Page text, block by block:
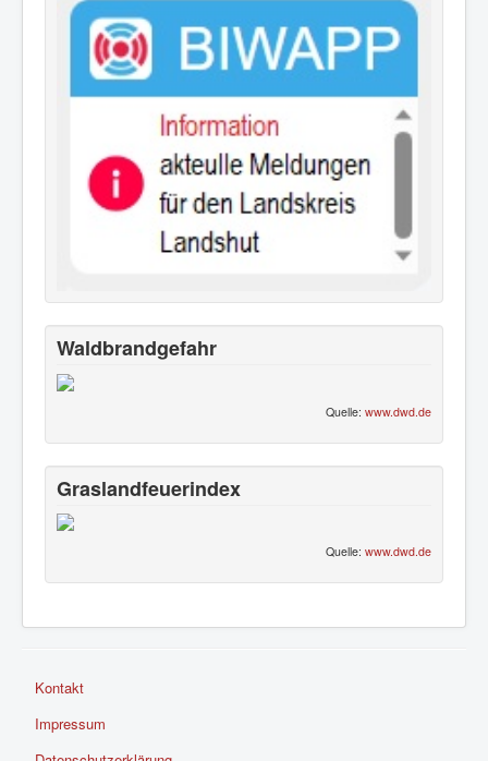
Waldbrandgefahr
Quelle: www.dwd.de
Graslandfeuerindex
Quelle: www.dwd.de
Kontakt
Impressum